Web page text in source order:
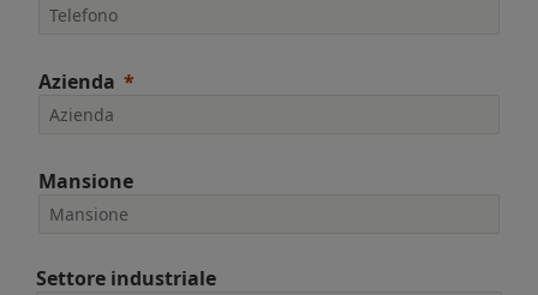
Azienda
Mansione
Settore industriale